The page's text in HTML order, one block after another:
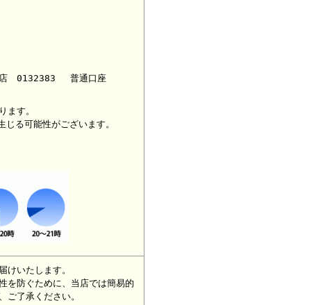
支店 0132383 普通口座
ます。
る可能性がございます。
けいたします。
を防ぐために、当店では簡易的
ご了承ください。